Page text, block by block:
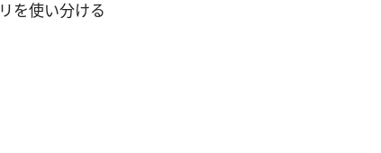
を使い分ける